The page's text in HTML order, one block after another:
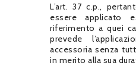
L’art. 37 c.p.,
essere applicato
riferimento a quei
prevede
accessoria senza
in merito alla sua